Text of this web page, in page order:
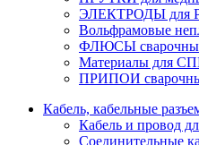
ЭЛЕКТРОДЫ для
Вольфрамовые
ФЛЮСЫ
Материалы для
ПРИПОИ
Кабель, кабельные
Кабель и провод
Соединительные